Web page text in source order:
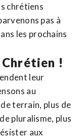
chrétiens
pas à
les prochains
!
leur
au
terrain, plus de
pluralisme, plus
aux